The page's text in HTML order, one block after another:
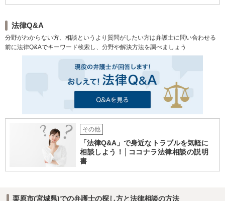
法律Q&A
分野がわからない方、相談というより質問がしたい方は弁護士に問い合わせる
前に法律Q&Aでキーワード検索し、分野や解決方法を調べましょう
その他
「法律Q&A」で身近なトラブルを気軽に
相談しよう！│ココナラ法律相談の説明
書
栗原市(宮城県)での弁護士の探し方と法律相談の方法